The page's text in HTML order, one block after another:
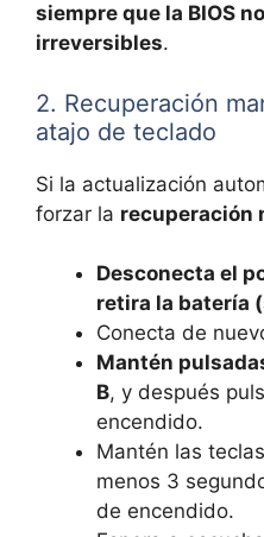
siempre que la BIOS
irreversibles.
2. Recuperación
atajo de teclado
Si la actualización
forzar la recuperación
Desconecta el
retira la batería
Conecta de
Mantén
B, y después
encendido.
Mantén las
menos 3
de encendido.